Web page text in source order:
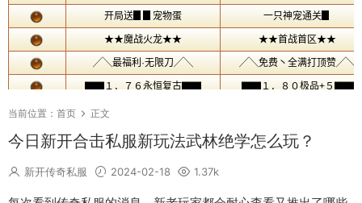
当前位置： 首页 正文
今日新开合击私服新玩法武林绝学怎么玩？
新开传奇私服 2024-02-18 1.37k